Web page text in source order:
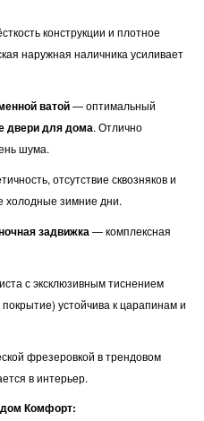
конструкции и плотное
наружная наличника усиливает
ватой— оптимальный
двери для дома. Отлично
шума.
отсутствие сквозняков и
холодные зимние дни.
задвижка— комплексная
с эксклюзивным тиснением
устойчива к царапинам и
фрезеровкой в трендовом
в интерьер.
Комфорт: